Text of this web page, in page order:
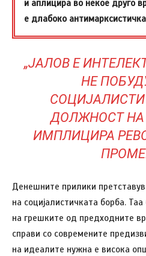
и аплицира во некое друго
е длабоко
„ЈАЛОВ Е
НЕ
ДОЛЖНОСТ НА
ИМПЛИЦИРА
Денешните прилики
на социјалистичката борба.
на грешките од предходните
справи со современите
на идеалите нужна е висока